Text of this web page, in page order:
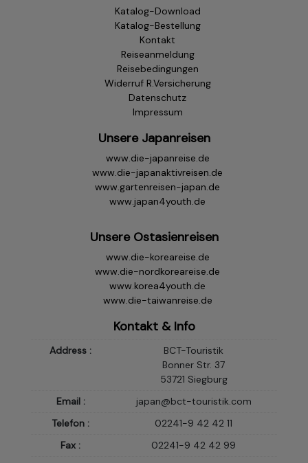
Katalog-Download
Katalog-Bestellung
Kontakt
Reiseanmeldung
Reisebedingungen
Widerruf R.Versicherung
Datenschutz
Impressum
Unsere Japanreisen
www.die-japanreise.de
www.die-japanaktivreisen.de
www.gartenreisen-japan.de
www.japan4youth.de
Unsere Ostasienreisen
www.die-koreareise.de
www.die-nordkoreareise.de
www.korea4youth.de
www.die-taiwanreise.de
Kontakt & Info
Address :
BCT-Touristik
Bonner Str. 37
53721 Siegburg
Email :
japan@bct-touristik.com
Telefon :
02241-9 42 42 11
Fax :
02241-9 42 42 99